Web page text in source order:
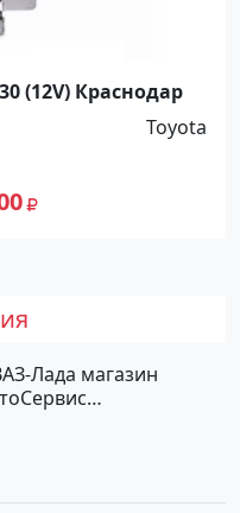
(12V) Краснодар
Toyota
Лада магазин